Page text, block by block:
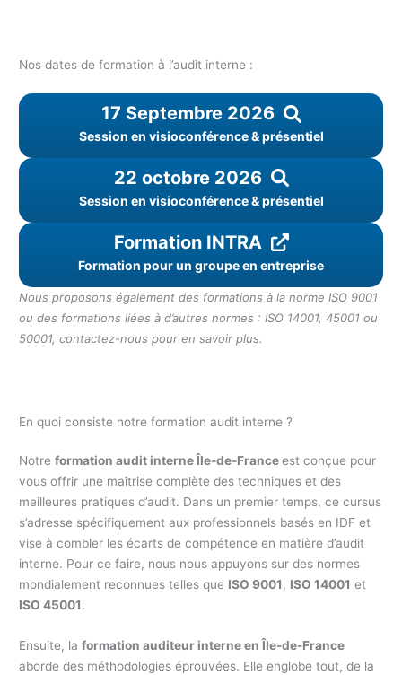
Nos dates de formation à l’audit interne :
17 Septembre 2026
Session en visioconférence & présentiel
22 octobre 2026
Session en visioconférence & présentiel
Formation INTRA
Formation pour un groupe en entreprise
Nous proposons également des formations à la norme ISO 9001
ou des formations liées à d’autres normes : ISO 14001, 45001 ou
50001, contactez-nous pour en savoir plus.
En quoi consiste notre formation audit interne ?
Notreformation audit interne Île-de-Franceest conçue pour
vous offrir une maîtrise complète des techniques et des
meilleures pratiques d’audit. Dans un premier temps, ce cursus
s’adresse spécifiquement aux professionnels basés en IDF et
vise à combler les écarts de compétence en matière d’audit
interne. Pour ce faire, nous nous appuyons sur des normes
mondialement reconnues telles que ISO 9001, ISO 14001 et
ISO 45001.
Ensuite, laformation auditeur interne en Île-de-France
aborde des méthodologies éprouvées. Elle englobe tout, de la